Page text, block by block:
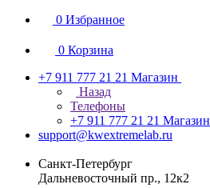
0 Избранное
0 Корзина
+7 911 777 21 21 Магазин
Назад
Телефоны
+7 911 777 21 21 Магазин
support@kwextremelab.ru
Санкт-Петербург
Дальневосточный пр., 12к2